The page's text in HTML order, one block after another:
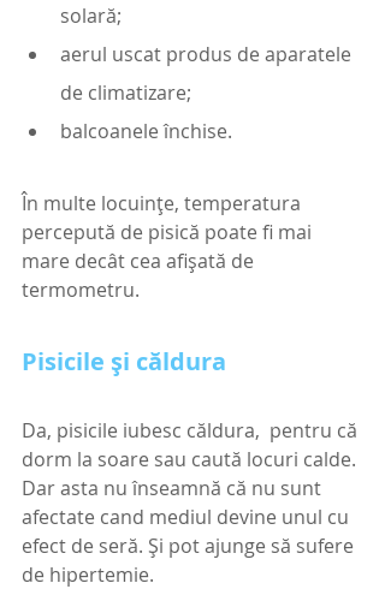
solară;
aerul uscat produs de aparatele
de climatizare;
balcoanele închise.
În multe locuințe, temperatura
percepută de pisică poate fi mai
mare decât cea afișată de
termometru.
Pisicile și căldura
Da, pisicile iubesc căldura,  pentru că
dorm la soare sau caută locuri calde.
Dar asta nu înseamnă că nu sunt
afectate cand mediul devine unul cu
efect de seră. Și pot ajunge să sufere
de hipertemie.